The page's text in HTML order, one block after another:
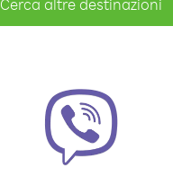
Cerca altre destinazioni